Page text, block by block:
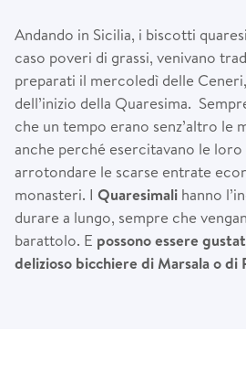
Andando in Sicilia, i biscotti
caso poveri di grassi, venivano
preparati il mercoledì delle
dell’inizio della Quaresima.
che un tempo erano senz’altro le
anche perché esercitavano le
arrotondare le scarse entrate
monasteri. I Quaresimali hanno
durare a lungo, sempre che
barattolo. E possono essere
delizioso bicchiere di Marsala o di